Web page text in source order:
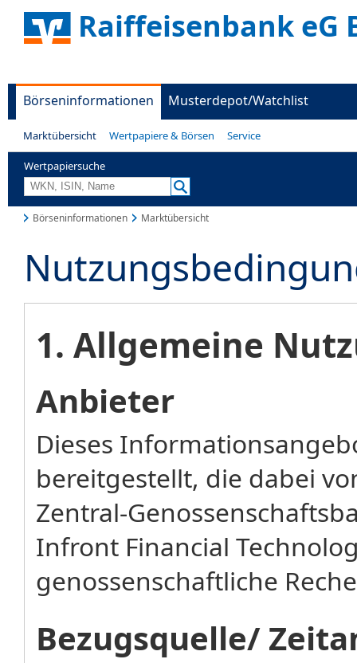
Raiffeisenbank eG
Börseninformationen Musterdepot/Watchlist
Marktübersicht Wertpapiere & Börsen Service
Wertpapiersuche
Börseninformationen Marktübersicht
1. Allgemeine
Anbieter
Dieses
bereitgestellt, die dabei
Zentral-
Infront Financial
genossenschaftliche
Bezugsquelle/